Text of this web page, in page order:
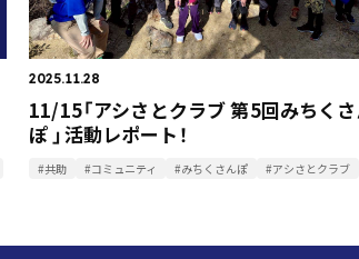
2025.11.28
11/15「アシさとクラブ 第5回みちく
ぽ 」活動レポート！
#共助 #コミュニティ #みちくさんぽ #アシさとクラブ